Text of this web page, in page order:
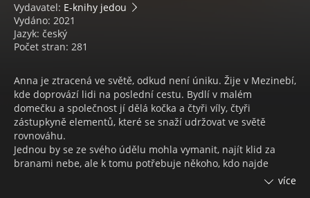
Vydavatel: E-knihy jedou
Vydáno: 2021
Jazyk: český
Počet stran: 281
Anna je ztracená ve světě, odkud není úniku. Žije v Mezinebí,
kde doprovází lidi na poslední cestu. Bydlí v malém
domečku a společnost jí dělá kočka a čtyři víly, čtyři
zástupkyně elementů, které se snaží udržovat ve světě
rovnováhu.
Jednou by se ze svého údělu mohla vymanit, najít klid za
branami nebe, ale k tomu potřebuje někoho, kdo najde
více